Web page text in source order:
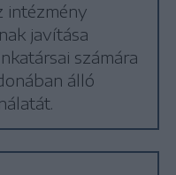
intézmény
javítása
számára
álló